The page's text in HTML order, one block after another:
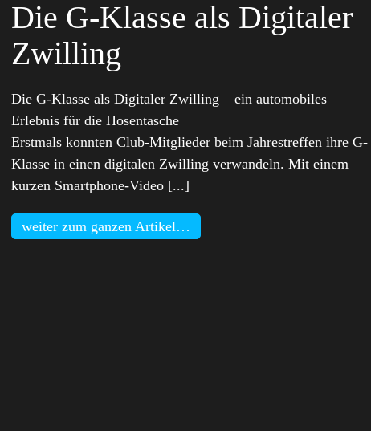
Die G-Klasse als Digitaler
Zwilling
Die G-Klasse als Digitaler Zwilling – ein automobiles
Erlebnis für die Hosentasche
Erstmals konnten Club-Mitglieder beim Jahrestreffen ihre G-
Klasse in einen digitalen Zwilling verwandeln. Mit einem
kurzen Smartphone-Video [...]
weiter zum ganzen Artikel…